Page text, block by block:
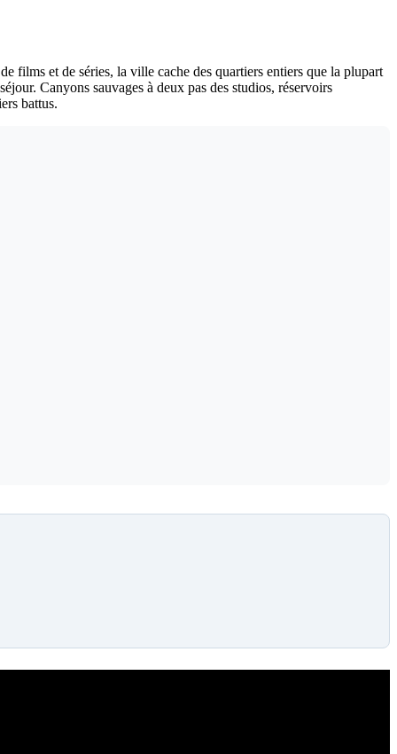
films et de séries, la ville cache des quartiers entiers que la plupart
Canyons sauvages à deux pas des studios, réservoirs
battus.